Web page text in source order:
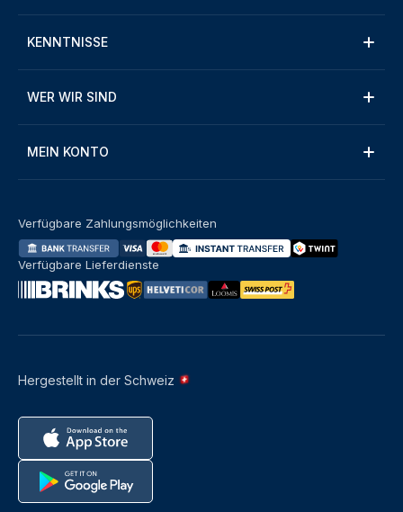
KENNTNISSE
WER WIR SIND
MEIN KONTO
Hergestellt in der Schweiz
Verfügbare Zahlungsmöglichkeiten
Verfügbare Lieferdienste